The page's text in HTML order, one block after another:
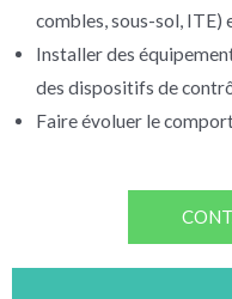
combles, sous-sol, ITE)
Installer des
des dispositifs de
Faire évoluer le